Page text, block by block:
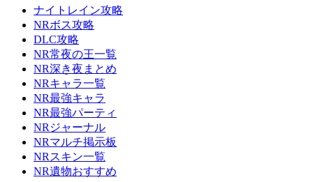
ナイトレイン攻略
NRボス攻略
DLC攻略
NR常夜の王一覧
NR深き夜まとめ
NRキャラ一覧
NR最強キャラ
NR最強パーティ
NRジャーナル
NRマルチ掲示板
NRスキン一覧
NR遺物おすすめ